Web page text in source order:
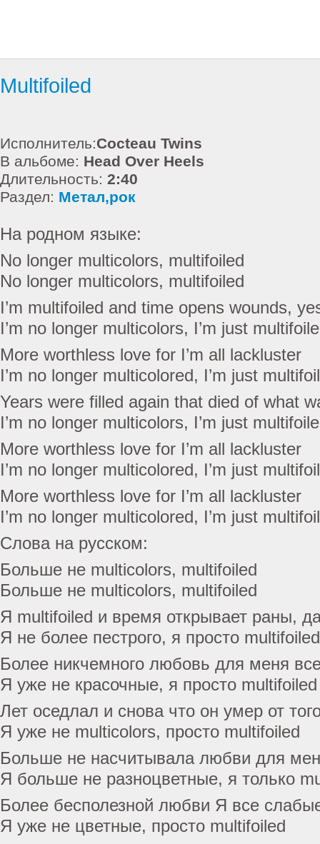
Multifoiled
Исполнитель:Cocteau Twins
В альбоме: Head Over Heels
Длительность: 2:40
Раздел: Метал,рок
На родном языке:
No longer multicolors, multifoiled
No longer multicolors, multifoiled
I’m multifoiled and time opens wounds,
I’m no longer multicolors, I’m just
More worthless love for I’m all lackluster
I’m no longer multicolored, I’m just
Years were filled again that died of what
I’m no longer multicolors, I’m just
More worthless love for I’m all lackluster
I’m no longer multicolored, I’m just
More worthless love for I’m all lackluster
I’m no longer multicolored, I’m just
Слова на русском:
Больше не multicolors, multifoiled
Больше не multicolors, multifoiled
Я multifoiled и время открывает раны,
Я не более пестрого, я просто multifoiled
Более никчемного любовь для меня
Я уже не красочные, я просто multifoiled
Лет оседлал и снова что он умер от
Я уже не multicolors, просто multifoiled
Больше не насчитывала любви для
Я больше не разноцветные, я только
Более бесполезной любви Я все
Я уже не цветные, просто multifoiled